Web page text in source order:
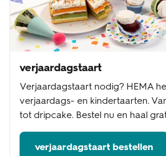
verjaardagstaart
Verjaardagstaart nodig? HEMA
verjaardags- en kindertaarten.
tot dripcake. Bestel nu en haal
verjaardagstaart bestellen